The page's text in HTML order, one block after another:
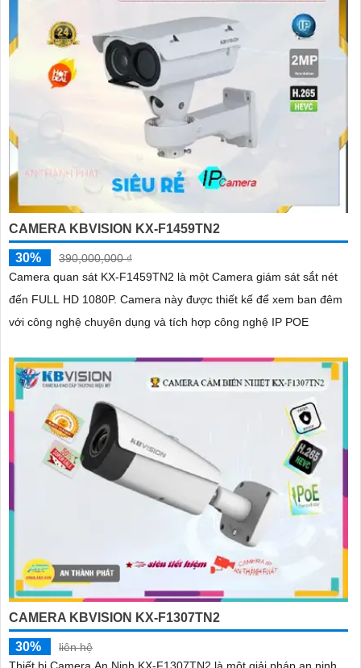
CAMERA KBVISION KX-F1459TN2
30%
390,000,000 ₫
Camera quan sát KX-F1459TN2 là một Camera giám sát sắt nét
đến FULL HD 1080P. Camera này được thiết kế để xem ban đêm
với công nghệ chuyên dụng và tích hợp công nghệ IP POE
CAMERA KBVISION KX-F1307TN2
30%
liên hệ